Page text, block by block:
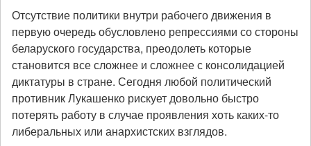
Отсутствие политики внутри рабочего движения в
первую очередь обусловлено репрессиями со стороны
беларуского государства, преодолеть которые
становится все сложнее и сложнее с консолидацией
диктатуры в стране. Сегодня любой политический
противник Лукашенко рискует довольно быстро
потерять работу в случае проявления хоть каких-то
либеральных или анархистских взглядов.